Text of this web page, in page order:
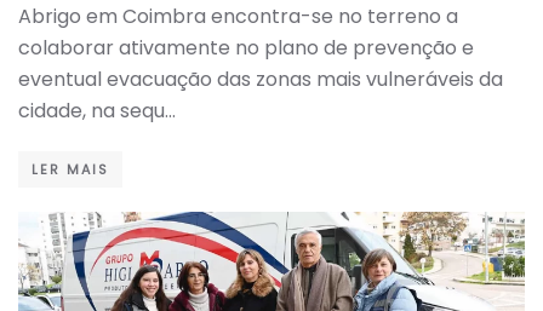
Abrigo em Coimbra encontra-se no terreno a
colaborar ativamente no plano de prevenção e
eventual evacuação das zonas mais vulneráveis da
cidade, na sequ…
LER MAIS